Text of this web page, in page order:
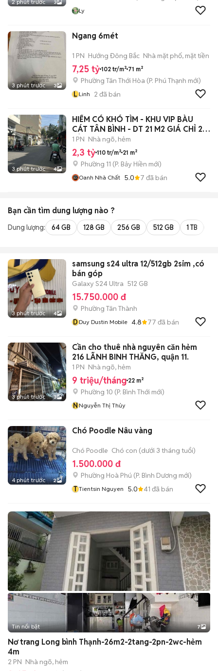
2 phút trước 3
Ly
3 phút trước 3
Ngang 6mét
1 PN Hướng Đông Bắc Nhà mặt phố, mặt tiền
7,25 tỷ 102 tr/m² 71 m²
Phường Tân Thới Hòa (P. Phú Thạnh mới)
L Linh 2 đã bán
3 phút trước 4
HIẾM CÓ KHÓ TÌM - KHU VIP BÀU
CÁT TÂN BÌNH - DT 21 M2 GIÁ CHỈ 2,3
TỶ
1 PN Nhà ngõ, hẻm
2,3 tỷ 110 tr/m² 21 m²
Phường 11 (P. Bảy Hiền mới)
Oanh Nhà Chất 5.0 7 đã bán
Bạn cần tìm dung lượng nào ?
Dung lượng: 64 GB 128 GB 256 GB 512 GB 1 TB
3 phút trước 4
samsung s24 ultra 12/512gb 2sim ,có
bán góp
Galaxy S24 Ultra 512 GB
15.750.000 đ
Phường Tân Thành
DDuy Dustin Mobile 4.8 77 đã bán
3 phút trước 3
Cần cho thuê nhà nguyên căn hẻm
216 LÃNH BINH THĂNG, quận 11.
1 PN Nhà ngõ, hẻm
9 triệu/tháng 22 m²
Phường 10 (P. Bình Thới mới)
NNguyễn Thị Thủy
4 phút trước 2
Chó Poodle Nâu vàng
Chó Poodle Chó con (dưới 3 tháng tuổi)
1.500.000 đ
Phường Hoà Phú (P. Bình Dương mới)
T Tientsin Nguyen 5.0 41 đã bán
+2
Tin nổi bật 7
Nơ trang Long bình Thạnh-26m2-2tang-2pn-2wc-hẻm
4m
2 PN Nhà ngõ, hẻm